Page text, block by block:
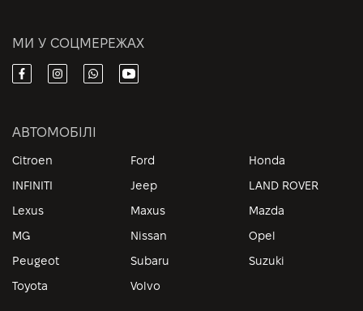
МИ У СОЦМЕРЕЖАХ
АВТОМОБІЛІ
Citroen Ford
Honda
INFINITI
Jeep
LAND ROVER
Lexus
Maxus
Mazda
MG
Nissan
Opel
Peugeot
Subaru
Suzuki
Toyota
Volvo